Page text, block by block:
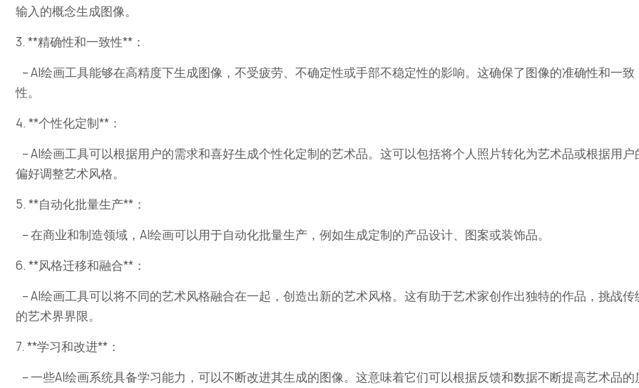
输入的概念生成图像。
3. **精确性和一致性**：
– AI绘画工具能够在高精度下生成图像，不受疲劳、不确定性或手部不稳定性的影响。这确保了图像的准确性和一致
性。
4. **个性化定制**：
– AI绘画工具可以根据用户的需求和喜好生成个性化定制的艺术品。这可以包括将个人照片转化为艺术品或根据用户
偏好调整艺术风格。
5. **自动化批量生产**：
– 在商业和制造领域，AI绘画可以用于自动化批量生产，例如生成定制的产品设计、图案或装饰品。
6. **风格迁移和融合**：
– AI绘画工具可以将不同的艺术风格融合在一起，创造出新的艺术风格。这有助于艺术家创作出独特的作品，挑战传
的艺术界界限。
7. **学习和改进**：
– 一些AI绘画系统具备学习能力，可以不断改进其生成的图像。这意味着它们可以根据反馈和数据不断提高艺术品的